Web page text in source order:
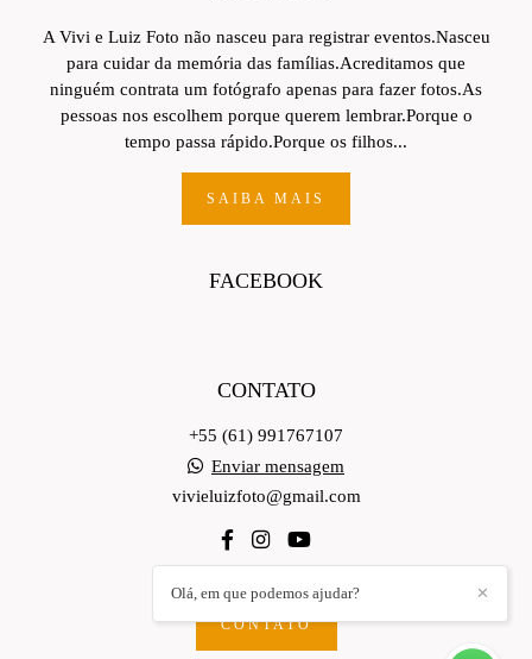
A Vivi e Luiz Foto não nasceu para registrar eventos.Nasceu
para cuidar da memória das famílias.Acreditamos que
ninguém contrata um fotógrafo apenas para fazer fotos.As
pessoas nos escolhem porque querem lembrar.Porque o
tempo passa rápido.Porque os filhos...
SAIBA MAIS
FACEBOOK
CONTATO
+55 (61) 991767107
Enviar mensagem
vivieluizfoto@gmail.com
CONTATO
✕
Olá, em que podemos ajudar?